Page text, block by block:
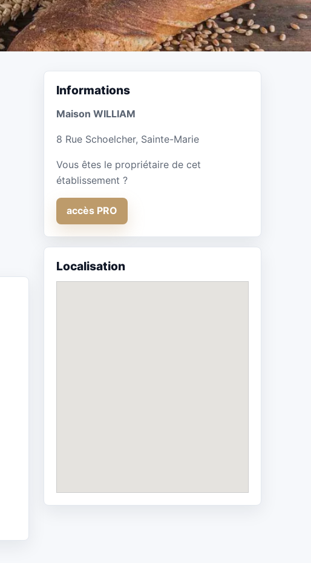
Informations
Maison WILLIAM
8 Rue Schoelcher, Sainte-Marie
Vous êtes le propriétaire de cet
établissement ?
accès PRO
Localisation